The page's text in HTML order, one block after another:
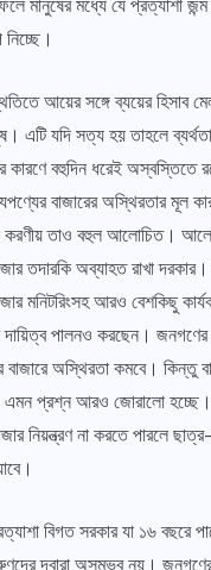
মানুষের মধ্যে যে প্রত্যাশা
আয়ের সঙ্গে ব্যয়ের হিসাব
এটি যদি সত্য হয় তাহলে
কারণে বহুদিন ধরেই অস্বস্তিতে
বাজারের অস্থিরতার মূল
করণীয় তাও বহুল আলোচিত।
তদারকি অব্যাহত রাখা
মনিটরিংসহ আরও বেশকিছু
দায়িত্ব পালনও করছেন।
বাজারে অস্থিরতা কমবে। কিন্তু
প্রশ্ন আরও জোরালো হচ্ছে।
নিয়ন্ত্রণ না করতে পারলে
বিগত সরকার যা ১৬ বছরে